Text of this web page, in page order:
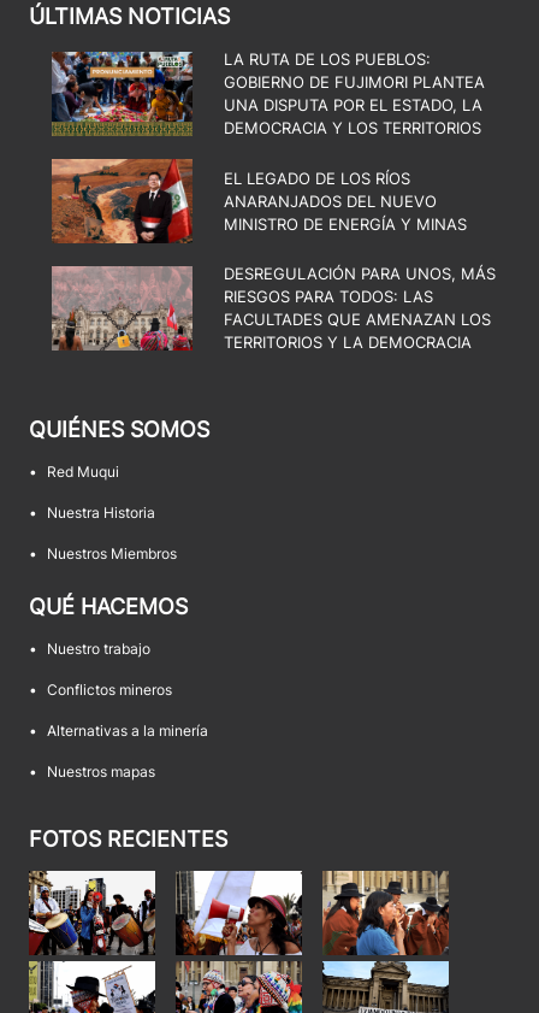
ÚLTIMAS NOTICIAS
LA RUTA DE LOS PUEBLOS:
GOBIERNO DE FUJIMORI PLANTEA
UNA DISPUTA POR EL ESTADO, LA
DEMOCRACIA Y LOS TERRITORIOS
EL LEGADO DE LOS RÍOS
ANARANJADOS DEL NUEVO
MINISTRO DE ENERGÍA Y MINAS
DESREGULACIÓN PARA UNOS, MÁS
RIESGOS PARA TODOS: LAS
FACULTADES QUE AMENAZAN LOS
TERRITORIOS Y LA DEMOCRACIA
QUIÉNES SOMOS
• Red Muqui
• Nuestra Historia
• Nuestros Miembros
QUÉ HACEMOS
• Nuestro trabajo
• Conflictos mineros
• Alternativas a la minería
• Nuestros mapas
FOTOS RECIENTES